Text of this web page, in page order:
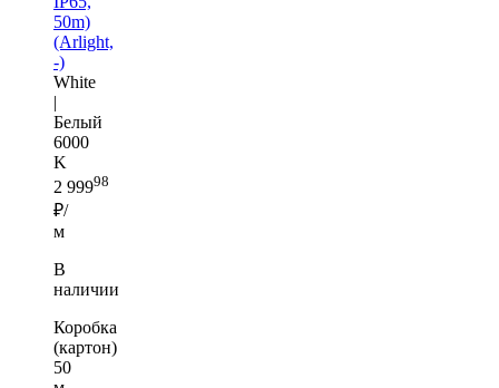
50m)
(Arlight,
-)
White
|
Белый
6000
K
2 99998
₽/
м
В
наличии
Коробка
(картон)
50